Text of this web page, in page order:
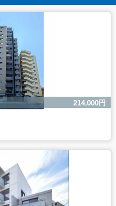
自身の個人情報の開示等（利
訂正・追加・削除、利用の停
供の停止）に関して、下記の
ことができます。その際、当
ていただいたうえで、合理的
報問合せ窓口
21
：00 ※弊社公休日を除く
けない場合、適切な対応がで
214,000円